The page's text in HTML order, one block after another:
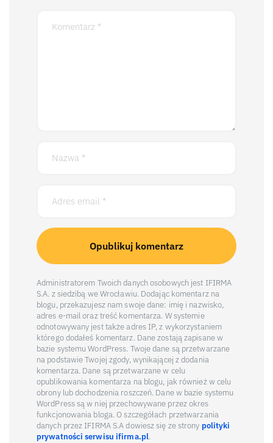
Administratorem Twoich danych osobowych jest IFIRMA
S.A. z siedzibą we Wrocławiu. Dodając komentarz na
blogu, przekazujesz nam swoje dane: imię i nazwisko,
adres e-mail oraz treść komentarza. W systemie
odnotowywany jest także adres IP, z wykorzystaniem
którego dodałeś komentarz. Dane zostają zapisane w
bazie systemu WordPress. Twoje dane są przetwarzane
na podstawie Twojej zgody, wynikającej z dodania
komentarza. Dane są przetwarzane w celu
opublikowania komentarza na blogu, jak również w celu
obrony lub dochodzenia roszczeń. Dane w bazie systemu
WordPress są w niej przechowywane przez okres
funkcjonowania bloga. O szczegółach przetwarzania
danych przez IFIRMA S.A dowiesz się ze strony polityki
prywatności serwisu ifirma.pl.